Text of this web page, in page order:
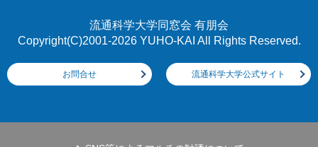
流通科学大学同窓会 有朋会
Copyright(C)2001-2026 YUHO-KAI All Rights Reserved.
お問合せ 流通科学大学公式サイト